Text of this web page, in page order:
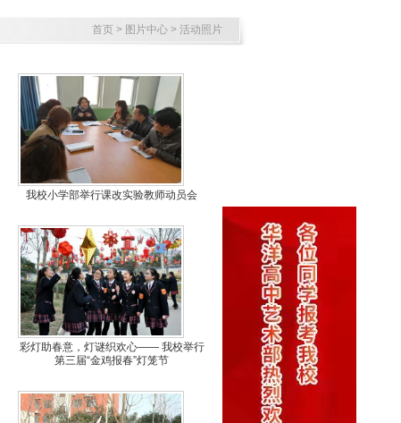
首页> 图片中心> 活动照片
我校小学部举行课改实验教师动员会
彩灯助春意，灯谜织欢心—— 我校举行
第三届“金鸡报春”灯笼节